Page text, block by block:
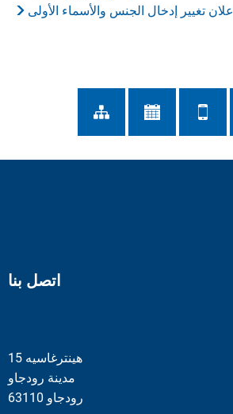
إعلان تغيير إدخال الجنس والأسماء الأولى
اتصل بنا
هينترغاسيه 15
مدينة رودجاو
63110 رودجاو